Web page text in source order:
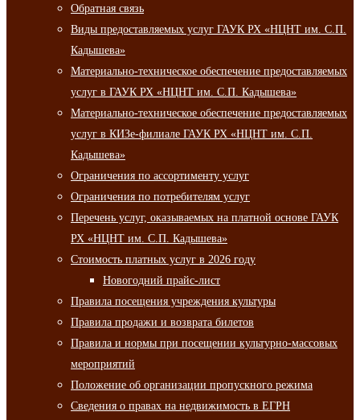
Обратная связь
Виды предоставляемых услуг ГАУК РХ «НЦНТ им. С.П.
Кадышева»
Материально-техническое обеспечение предоставляемых
услуг в ГАУК РХ «НЦНТ им. С.П. Кадышева»
Материально-техническое обеспечение предоставляемых
услуг в КИЗе-филиале ГАУК РХ «НЦНТ им. С.П.
Кадышева»
Ограничения по ассортименту услуг
Ограничения по потребителям услуг
Перечень услуг, оказываемых на платной основе ГАУК
РХ «НЦНТ им. С.П. Кадышева»
Стоимость платных услуг в 2026 году
Новогодний прайс-лист
Правила посещения учреждения культуры
Правила продажи и возврата билетов
Правила и нормы при посещении культурно-массовых
мероприятий
Положение об организации пропускного режима
Сведения о правах на недвижимость в ЕГРН